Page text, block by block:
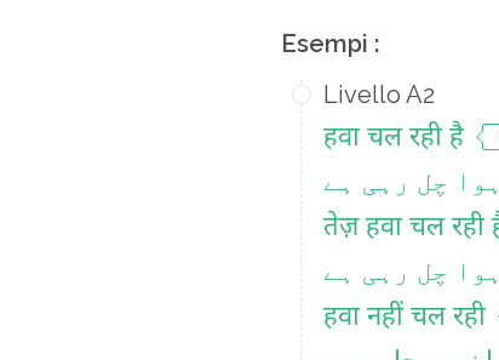
Esempi :
Livello A2
हवा चल रही है
ہوا چل رہی ہے
तेज़ हवा चल रही
چل رہی ہے
हवा नहीं चल रही